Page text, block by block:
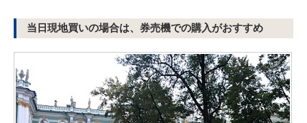
当日現地買いの場合は、券売機での購入がおすすめ